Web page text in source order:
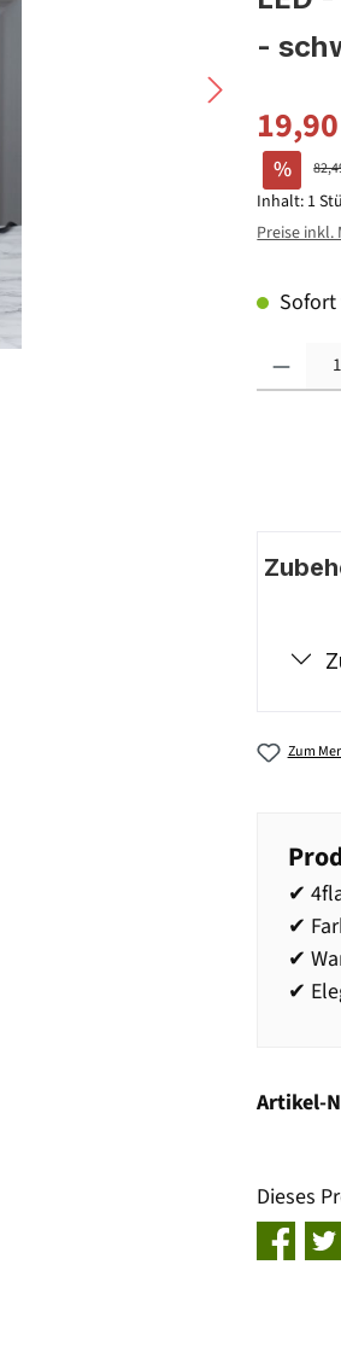
-
%
Inhalt: 1
Preise inkl.
Sofort
Zum
✔
✔
✔
✔
Artikel-
Dieses